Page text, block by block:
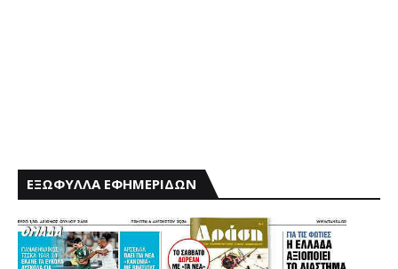
ΕΞΩΦΥΛΛΑ ΕΦΗΜΕΡΙΔΩΝ